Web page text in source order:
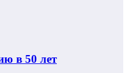
в 50 лет